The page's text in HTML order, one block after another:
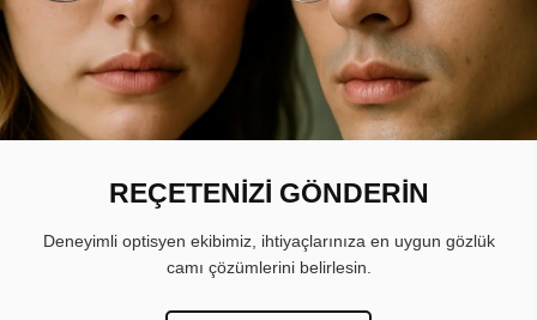
REÇETENİZİ GÖNDERİN
Deneyimli optisyen ekibimiz, ihtiyaçlarınıza en uygun gözlük
camı çözümlerini belirlesin.